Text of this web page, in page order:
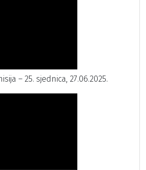
– 25. sjednica, 27.06.2025.